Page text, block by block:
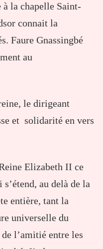
à la chapelle Saint-
connait la
Faure Gnassingbé
au
le dirigeant
et solidarité en vers
Elizabeth II ce
au delà de la
entière, tant la
universelle du
l’amitié entre les